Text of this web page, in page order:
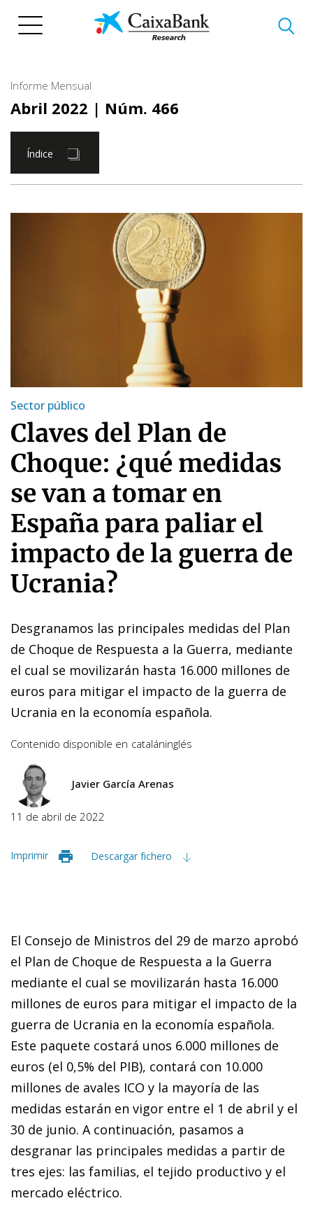
Informe Mensual
Abril 2022 | Núm. 466
Índice
Sector público
Claves del Plan de
Choque: ¿qué medidas
se van a tomar en
España para paliar el
impacto de la guerra de
Ucrania?
Desgranamos las principales medidas del Plan
de Choque de Respuesta a la Guerra, mediante
el cual se movilizarán hasta 16.000 millones de
euros para mitigar el impacto de la guerra de
Ucrania en la economía española.
Contenido disponible en cataláninglés
Javier García Arenas
11 de abril de 2022
Imprimir Descargar fichero
El Consejo de Ministros del 29 de marzo aprobó
el Plan de Choque de Respuesta a la Guerra
mediante el cual se movilizarán hasta 16.000
millones de euros para mitigar el impacto de la
guerra de Ucrania en la economía española.
Este paquete costará unos 6.000 millones de
euros (el 0,5% del PIB), contará con 10.000
millones de avales ICO y la mayoría de las
medidas estarán en vigor entre el 1 de abril y el
30 de junio. A continuación, pasamos a
desgranar las principales medidas a partir de
tres ejes: las familias, el tejido productivo y el
mercado eléctrico.